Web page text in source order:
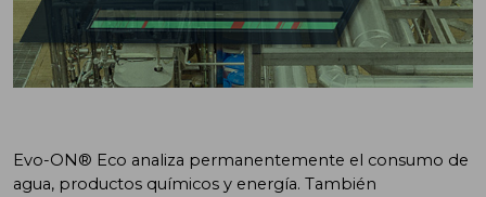
Evo-ON® Eco analiza permanentemente el consumo de
agua, productos químicos y energía. También